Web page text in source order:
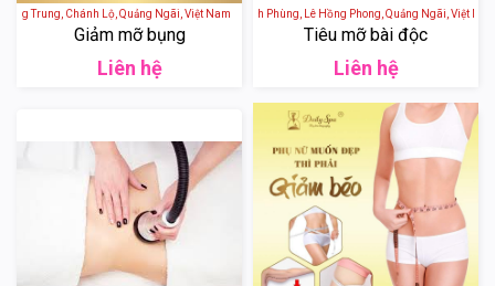
Trung, Chánh Lộ, Quảng Ngãi, Việt Nam
Giảm mỡ bụng
Liên hệ
HB Spa - 29 Phan Đình Phùng, Lê Hồng Phong, Quảng Ngãi, Việt Nam
Tiêu mỡ bài độc
Liên hệ